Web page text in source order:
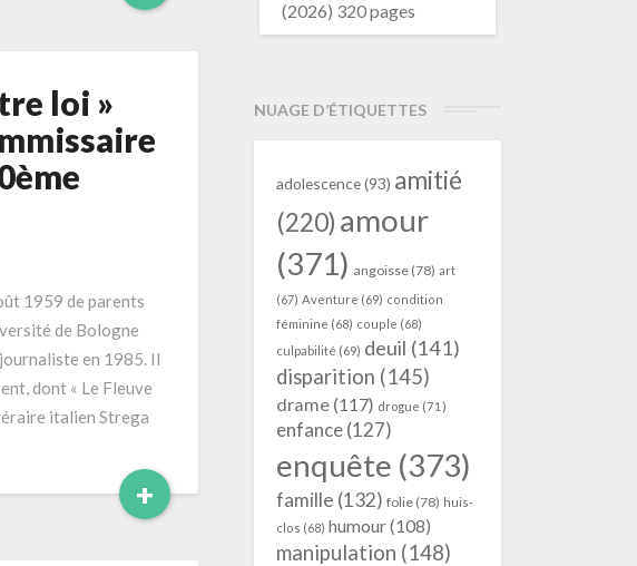
More
loi »
1959 de parents
de Bologne
en 1985. Il
dont « Le Fleuve
italien Strega
+Read
More
(2026) 320 pages
NUAGE D’ÉTIQUETTES
adolescence(93) amitié
(220) amour
(371) angoisse(78) art
(67) Aventure (69) condition
féminine (68) couple (68)
culpabilité (69) deuil (141)
disparition (145)
drame(117) drogue (71)
enfance(127)
enquête (373)
famille (132) folie(78) huis-
clos (68) humour(108)
manipulation (148)